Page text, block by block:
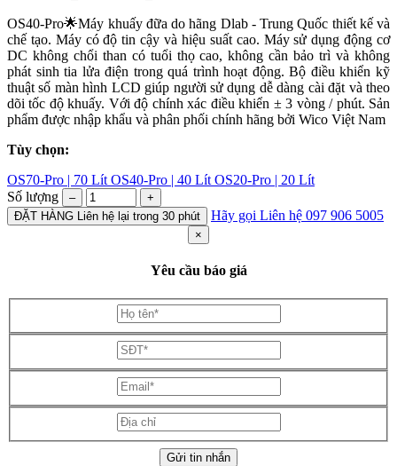
OS40-Pro🌟Máy khuấy đữa do hãng Dlab - Trung Quốc thiết kế và
chế tạo. Máy có độ tin cậy và hiệu suất cao. Máy sử dụng động cơ
DC không chổi than có tuổi thọ cao, không cần bảo trì và không
phát sinh tia lửa điện trong quá trình hoạt động. Bộ điều khiển kỹ
thuật số màn hình LCD giúp người sử dụng dễ dàng cài đặt và theo
dõi tốc độ khuấy. Với độ chính xác điều khiển ± 3 vòng / phút. Sản
phẩm được nhập khẩu và phân phối chính hãng bởi Wico Việt Nam
Tùy chọn:
OS70-Pro | 70 Lít OS40-Pro | 40 Lít OS20-Pro | 20 Lít
Số lượng
–
+
ĐẶT HÀNG Liên hệ lại trong 30 phút Hãy gọi Liên hệ 097 906 5005
×
Yêu cầu báo giá
Gửi tin nhắn